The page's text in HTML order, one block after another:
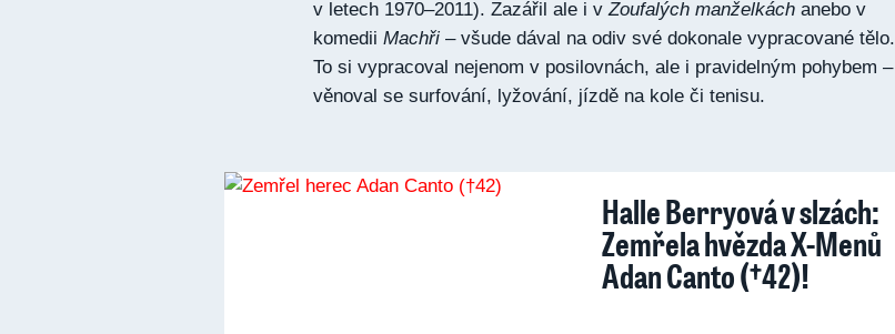
v letech 1970–2011). Zazářil ale i vZoufalých manželkách anebo v
komedii Machři – všude dával na odiv své dokonale vypracované tělo.
To si vypracoval nejenom v posilovnách, ale i pravidelným pohybem –
věnoval se surfování, lyžování, jízdě na kole či tenisu.
Halle Berryová v slzách:
Zemřela hvězda X-Menů
Adan Canto (†42)!